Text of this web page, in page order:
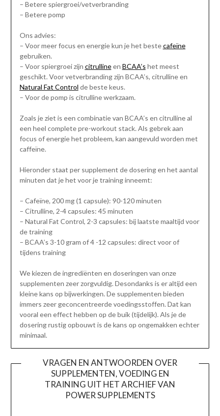
– Betere spiergroei/vetverbranding
– Betere pomp
Ons advies:
– Voor meer focus en energie kun je het bestecafeïne
gebruiken.
– Voor spiergroei zijn citrullineen BCAA’s het meest
geschikt. Voor vetverbranding zijn BCAA’s, citrulline en
Natural Fat Control de beste keus.
– Voor de pomp is citrulline werkzaam.
Zoals je ziet is een combinatie van BCAA’s en citrulline al
een heel complete pre-workout stack. Als gebrek aan
focus of energie het probleem, kan aangevuld worden met
caffeïne.
Hieronder staat per supplement de dosering en het aantal
minuten dat je het voor je training inneemt:
– Cafeïne, 200 mg (1 capsule): 90-120 minuten
– Citrulline, 2-4 capsules: 45 minuten
– Natural Fat Control, 2-3 capsules: bij laatste maaltijd voor
de training
– BCAA’s 3-10 gram of 4 -12 capsules: direct voor of
tijdens training
We kiezen de ingrediënten en doseringen van onze
supplementen zeer zorgvuldig. Desondanks is er altijd een
kleine kans op bijwerkingen. De supplementen bieden
immers zeer geconcentreerde voedingsstoffen. Dat kan
vooral een effect hebben op de buik (tijdelijk). Als je de
dosering rustig opbouwt is de kans op ongemakken echter
minimaal.
VRAGEN EN ANTWOORDEN OVER
SUPPLEMENTEN, VOEDING EN
TRAINING UIT HET ARCHIEF VAN
POWER SUPPLEMENTS